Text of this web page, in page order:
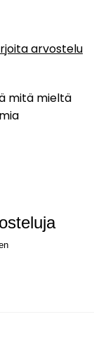
arvostelu
mitä mieltä